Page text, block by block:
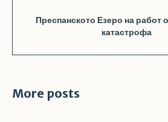
Преспанското Езеро на работ
катастрофа
More posts